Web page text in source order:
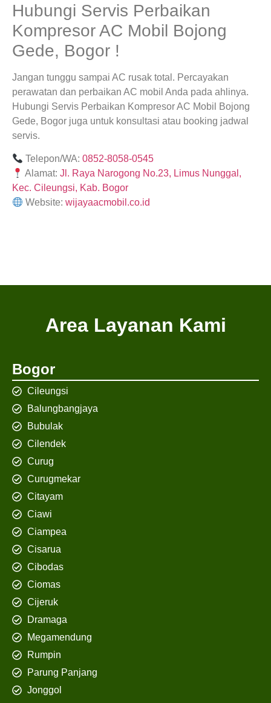
Hubungi Servis Perbaikan
Kompresor AC Mobil Bojong
Gede, Bogor !
Jangan tunggu sampai AC rusak total. Percayakan
perawatan dan perbaikan AC mobil Anda pada ahlinya.
Hubungi Servis Perbaikan Kompresor AC Mobil Bojong
Gede, Bogor juga untuk konsultasi atau booking jadwal
servis.
Telepon/WA:0852-8058-0545
Alamat:Jl. Raya Narogong No.23, Limus Nunggal,
Kec. Cileungsi, Kab. Bogor
Website:wijayaacmobil.co.id
Area Layanan Kami
Bogor
Cileungsi
Balungbangjaya
Bubulak
Cilendek
Curug
Curugmekar
Citayam
Ciawi
Ciampea
Cisarua
Cibodas
Ciomas
Cijeruk
Dramaga
Megamendung
Rumpin
Parung Panjang
Jonggol